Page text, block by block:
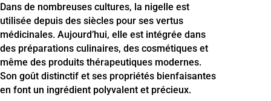
Dans de nombreuses cultures, la nigelle est
utilisée depuis des siècles pour ses vertus
médicinales. Aujourd’hui, elle est intégrée dans
des préparations culinaires, des cosmétiques et
même des produits thérapeutiques modernes.
Son goût distinctif et ses propriétés bienfaisantes
en font un ingrédient polyvalent et précieux.